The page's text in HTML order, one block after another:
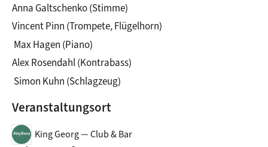
Veranstaltungsort
King Georg — Club & Bar
Anna Galtschenko (Stimme)
Vincent Pinn (Trompete, Flügelhorn)
Max Hagen (Piano)
Alex Rosendahl (Kontrabass)
Simon Kuhn (Schlagzeug)